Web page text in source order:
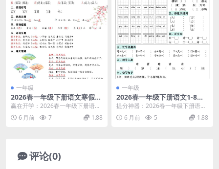
一年级
2026春一年级下册语文寒假预
习每课晨读单全册同步36页电
赢在开学：2026春一年级下册语文
寒假预习每课晨读单解析 大家好，
我是学科星。进...
6 月前 7 1.88
一年级
2026春一年级下册语文1-8单
元考点通关练习全册专项复习
提分神器：2026春一年级下册语文
1-8单元考点通关练习深度解析 大
家好，我是学...
6 月前 5 1.88
评论(0)